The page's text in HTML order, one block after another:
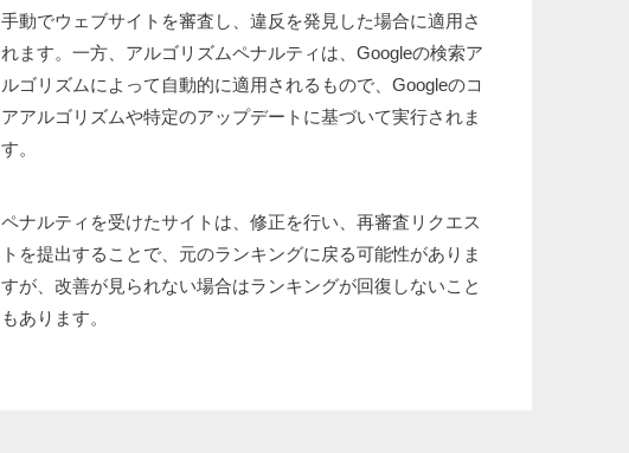
手動でウェブサイトを審査し、違反を発見した場合に適用さ
れます。一方、アルゴリズムペナルティは、Googleの検索ア
ルゴリズムによって自動的に適用されるもので、Googleのコ
アアルゴリズムや特定のアップデートに基づいて実行されま
す。
ペナルティを受けたサイトは、修正を行い、再審査リクエス
トを提出することで、元のランキングに戻る可能性がありま
すが、改善が見られない場合はランキングが回復しないこと
もあります。